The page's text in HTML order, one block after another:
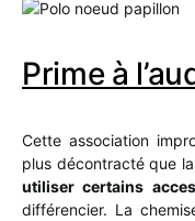
Prime à
Cette association
plus décontracté que
utiliser certains
différencier. La